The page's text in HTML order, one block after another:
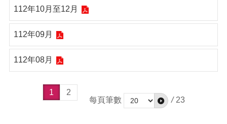
112年10月至12月
112年09月
112年08月
1
2
每頁筆數
/ 23